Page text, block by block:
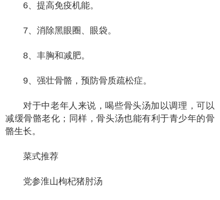
6、提高免疫机能。
7、消除黑眼圈、眼袋。
8、丰胸和减肥。
9、强壮骨骼，预防骨质疏松症。
对于中老年人来说，喝些骨头汤加以调理，可以
减缓骨骼老化；同样，骨头汤也能有利于青少年的骨
骼生长。
菜式推荐
党参淮山枸杞猪肘汤